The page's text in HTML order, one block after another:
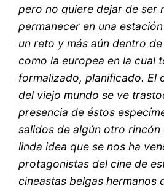
pero no quiere dejar de ser
permanecer en una
un reto y más aún dentro
como la europea en la cual
formalizado, planificado. El
del viejo mundo se ve
presencia de éstos
salidos de algún otro
linda idea que se nos ha
protagonistas del cine de
cineastas belgas hermanos